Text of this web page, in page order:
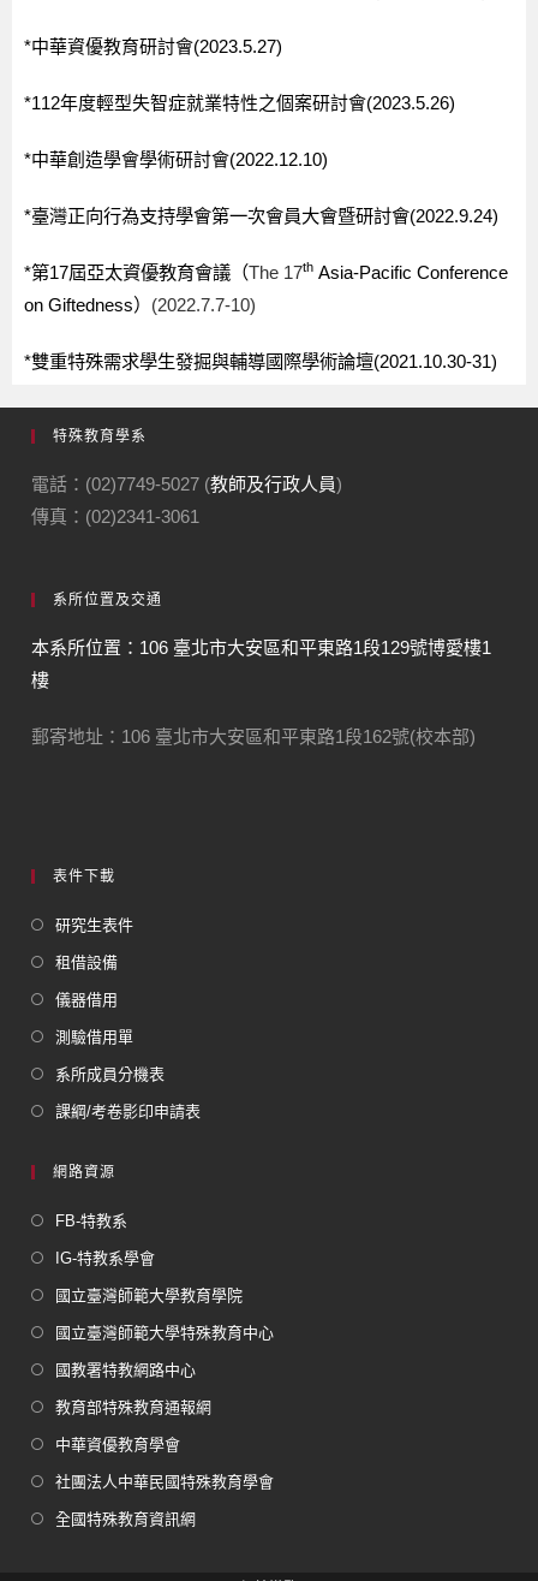
特殊教育學系
電話：(02)7749-5027 (教師及行政人員)
傳真：(02)2341-3061
系所位置及交通
本系所位置：106 臺北市大安區和平東路1段129號博愛樓1
樓
郵寄地址：106 臺北市大安區和平東路1段162號(校本部)
表件下載
研究生表件
租借設備
儀器借用
測驗借用單
系所成員分機表
課綱/考卷影印申請表
網路資源
FB-特教系
IG-特教系學會
國立臺灣師範大學教育學院
國立臺灣師範大學特殊教育中心
國教署特教網路中心
教育部特殊教育通報網
中華資優教育學會
社團法人中華民國特殊教育學會
全國特殊教育資訊網